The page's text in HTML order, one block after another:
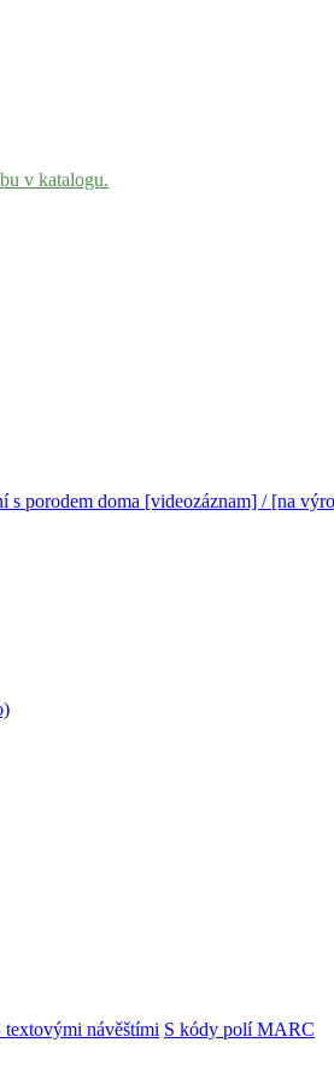
v katalogu.
s porodem doma [videozáznam] / [na
textovými návěštími S kódy polí MARC